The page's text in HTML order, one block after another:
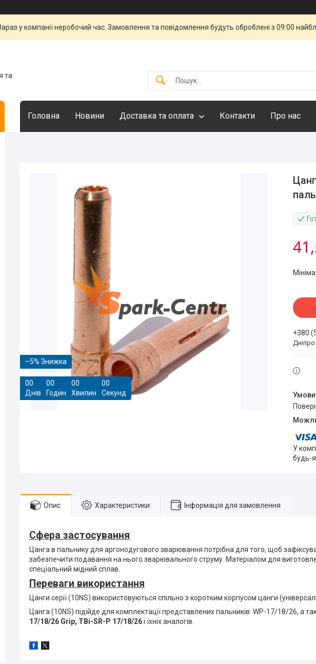
у компанії неробочий час. Замовлення та повідомлення будуть оброблені з 09:00
та
Головна Новини Доставка та оплата Контакти Про нас
–5%
00
Днів
00
Годин
00
Хвилин
00
Секунд
+380
У
будь-
Опис Характеристики Інформація для замовлення
Сфера застосування
Цанга в пальнику для аргонодугового зварювання потрібна для того, щоб
забезпечити подавання на нього зварювального струму. Матеріалом для
спеціальний мідний сплав.
Переваги використання
Цанги серії (10NS) використовуються спільно з коротким корпусом цанги
Цанга (10NS) підійде для комплектації представлених пальників: WP-17/18/26, а
17/18/26 Grip, TBi-SR-P 17/18/26і їхніх аналогів.